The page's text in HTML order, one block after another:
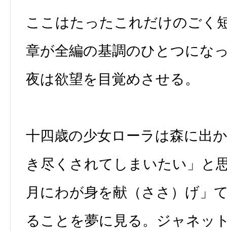
ここはたったこれだけのごく
章が全編の基調のひとつにな
夜は欲望を目覚めさせる。
十四歳の少女ローラは森に出
き尽くされてしまいたい」と
月にわが身を献（ささ）げ」
ることを夢に見る。ジャネッ